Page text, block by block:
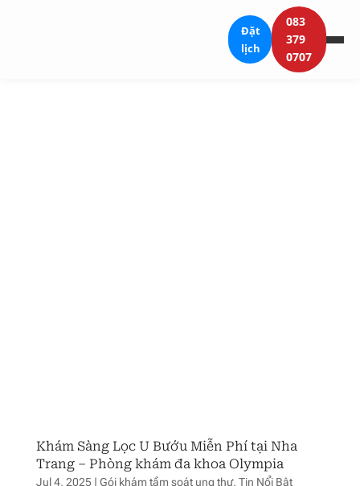
Đặt
lịch
083
379
0707
Khám Sàng Lọc U Bướu Miễn Phí tại Nha
Trang – Phòng khám đa khoa Olympia
Jul 4, 2025| Gói khám tầm soát ung thư, Tin Nổi Bật